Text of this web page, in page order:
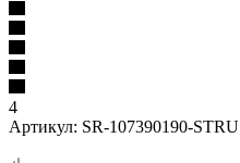
4
Артикул: SR-107390190-STRU